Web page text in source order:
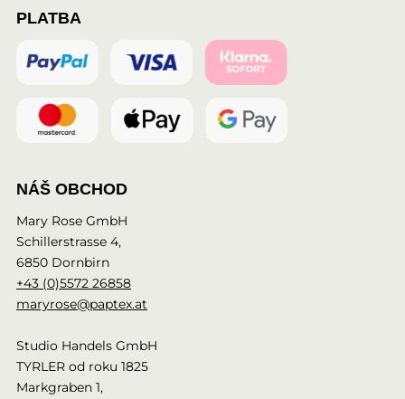
PLATBA
NÁŠ OBCHOD
Mary Rose GmbH
Schillerstrasse 4,
6850 Dornbirn
+43 (0)5572 26858
maryrose@paptex.at
Studio Handels GmbH
TYRLER od roku 1825
Markgraben 1,